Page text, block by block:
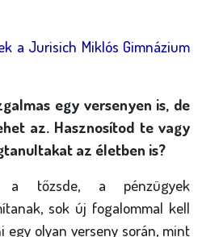
a Jurisich Miklós Gimnázium
egy versenyen is, de
az. Hasznosítod te vagy
az életben is?
a tőzsde, a pénzügyek
sok új fogalommal kell
egy olyan verseny során, mint